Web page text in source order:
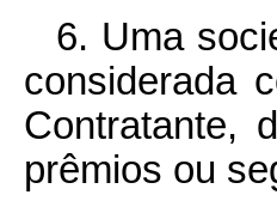
6. Uma
considerada
Contratante,
prêmios ou